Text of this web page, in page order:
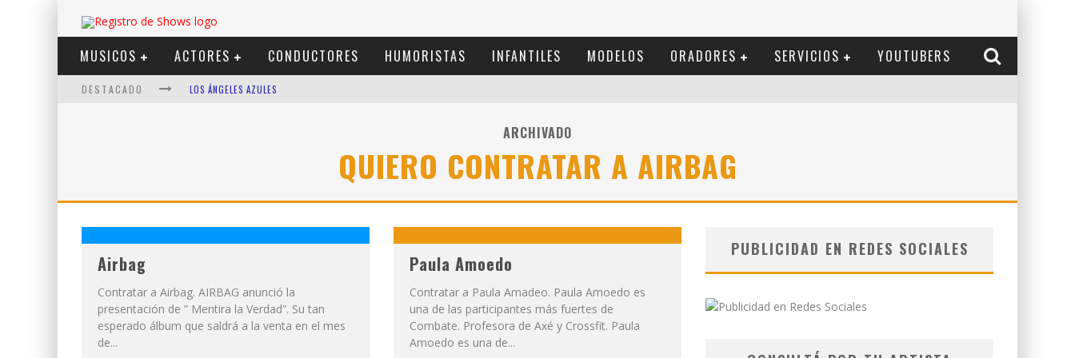
MUSICOS ACTORES CONDUCTORES HUMORISTAS INFANTILES MODELOS ORADORES SERVICIOS YOUTUBERS
DESTACADO LOS ÁNGELES AZULES
DUKI
ARCHIVADO
QUIERO CONTRATAR A AIRBAG
Airbag
Contratar a Airbag. AIRBAG anunció la
presentación de ” Mentira la Verdad”. Su tan
esperado álbum que saldrá a la venta en el mes
de...
Paula Amoedo
Contratar a Paula Amadeo. Paula Amoedo es
una de las participantes más fuertes de
Combate. Profesora de Axé y Crossfit. Paula
Amoedo es una de...
PUBLICIDAD EN REDES SOCIALES